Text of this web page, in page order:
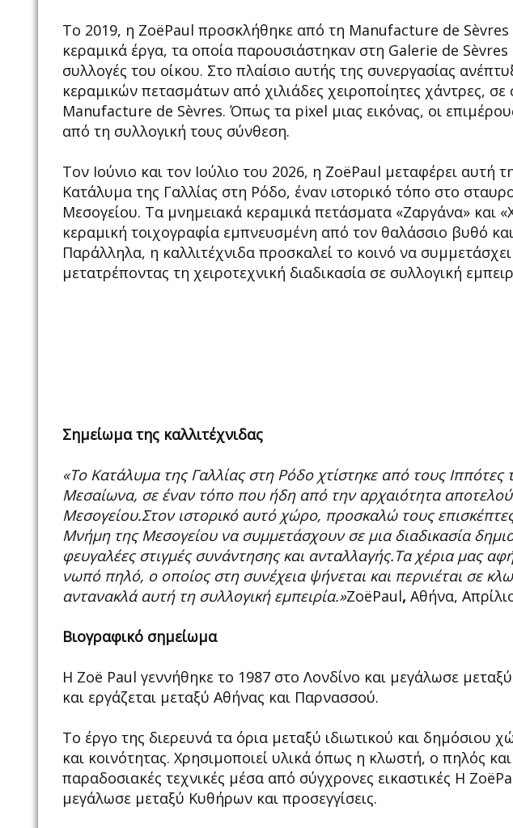
Το 2019, η ZoëPaul προσκλήθηκε από τη Manufacture de Sèvres
κεραμικά έργα, τα οποία παρουσιάστηκαν στη Galerie de
συλλογές του οίκου. Στο πλαίσιο αυτής της συνεργασίας
κεραμικών πετασμάτων από χιλιάδες χειροποίητες χάντρες, σε
Manufacture de Sèvres. Όπως τα pixel μιας εικόνας, οι
από τη συλλογική τους σύνθεση.
Τον Ιούνιο και τον Ιούλιο του 2026, η ZoëPaul μεταφέρει αυτή
Κατάλυμα της Γαλλίας στη Ρόδο, έναν ιστορικό τόπο στο
Μεσογείου. Τα μνημειακά κεραμικά πετάσματα «Ζαργάνα» και
κεραμική τοιχογραφία εμπνευσμένη από τον θαλάσσιο βυθό
Παράλληλα, η καλλιτέχνιδα προσκαλεί το κοινό να
μετατρέποντας τη χειροτεχνική διαδικασία σε συλλογική
Σημείωμα της καλλιτέχνιδας
«Το Κατάλυμα της Γαλλίας στη Ρόδο χτίστηκε από τους
Μεσαίωνα, σε έναν τόπο που ήδη από την αρχαιότητα
Μεσογείου.Στον ιστορικό αυτό χώρο, προσκαλώ τους
Μνήμη της Μεσογείου να συμμετάσχουν σε μια διαδικασία
φευγαλέες στιγμές συνάντησης και ανταλλαγής.Τα χέρια μας
νωπό πηλό, ο οποίος στη συνέχεια ψήνεται και περνιέται σε
αντανακλά αυτή τη συλλογική εμπειρία.»ZoëPaul, Αθήνα,
Βιογραφικό σημείωμα
Η Zoë Paul γεννήθηκε το 1987 στο Λονδίνο και μεγάλωσε
και εργάζεται μεταξύ Αθήνας και Παρνασσού.
Το έργο της διερευνά τα όρια μεταξύ ιδιωτικού και δημόσιου
και κοινότητας. Χρησιμοποιεί υλικά όπως η κλωστή, ο πηλός
παραδοσιακές τεχνικές μέσα από σύγχρονες εικαστικές Η
μεγάλωσε μεταξύ Κυθήρων και προσεγγίσεις.